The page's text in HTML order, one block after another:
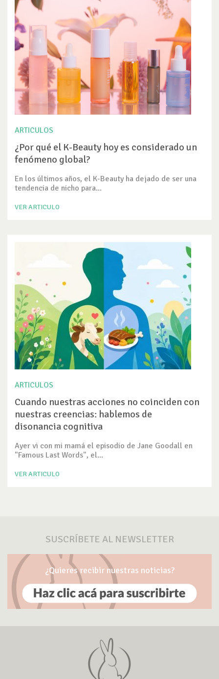
ARTICULOS
¿Por qué el K-Beauty hoy es considerado un
fenómeno global?
En los últimos años, el K-Beauty ha dejado de ser una
tendencia de nicho para...
VER ARTICULO
ARTICULOS
Cuando nuestras acciones no coinciden con
nuestras creencias: hablemos de
disonancia cognitiva
Ayer vi con mi mamá el episodio de Jane Goodall en
"Famous Last Words", el...
VER ARTICULO
SUSCRÍBETE AL NEWSLETTER
¿Quieres recibir nuestras noticias?